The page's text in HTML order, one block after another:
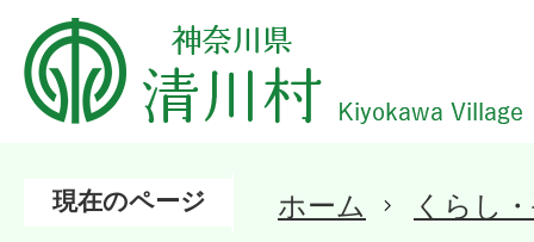
現在のページ ホーム くらし